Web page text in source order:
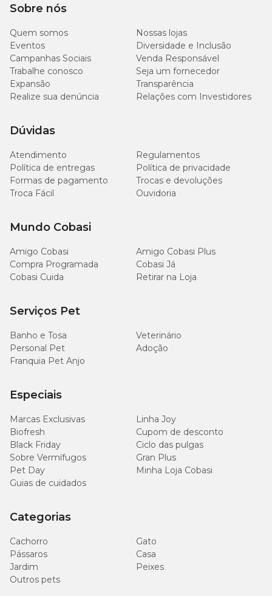
suplemento é necessário, como também poderá apontar possíveis
contraindicações em sua administração naquele caso.
Composição básica de Lactobac Cat
Óleo de linhaça, amido de milho, carbonato de cálcio, ácido fólico,
ácido pantotênico, biotina, cloreto de colina, niacina, vitamina A,
vitamina B1, vitamina B2, vitamina B6, vitamina B12, vitamina C,
iodato de cálcio, arginina, glutamina, DL-metionina, L-lisina, L-
Lactobacillus lactis, Bifidobacterium bifidum, Enterococcus
faecium, Lactobacillus acidophilus, Lactobacillus casei,
Saccharomyces cerevisiae, inulina, Bacillus subtilis, dióxido de
silício, ácido cítrico, veículo q.s.p.
Ácido Cítrico (mín.) 100mg/kg
Ácido fólico (mín.)
Ácido linolênico (mín.)
Ácido Pantotênico (mín.)
Árginina (mín.)
Bacillus subtilis (mín.)
1x107
Bifidobacterium bifidum (mín.)
3,4x10
Biotina (mín.)
Cobalto (mín.)
Cobre (mín.)
Sobre nós
Quem somos
Nossas lojas
Eventos
Diversidade e Inclusão
Campanhas Sociais
Venda Responsável
Trabalhe conosco
Seja um fornecedor
Expansão
Transparência
Realize sua denúncia
Relações com Investidores
Dúvidas
Atendimento
Regulamentos
Política de entregas
Política de privacidade
Formas de pagamento
Trocas e devoluções
Troca Fácil
Ouvidoria
Mundo Cobasi
Amigo Cobasi
Amigo Cobasi Plus
Compra Programada
Cobasi Já
Cobasi Cuida
Retirar na Loja
Serviços Pet
Banho e Tosa
Veterinário
Personal Pet
Adoção
Franquia Pet Anjo
Especiais
Marcas Exclusivas
Linha Joy
Biofresh
Cupom de desconto
Black Friday
Ciclo das pulgas
Sobre Vermífugos
Gran Plus
Pet Day
Minha Loja Cobasi
Guias de cuidados
Categorias
Cachorro
Gato
Pássaros
Casa
Jardim
Peixes
Outros pets